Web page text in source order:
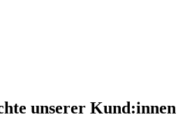
unserer Kund:innen